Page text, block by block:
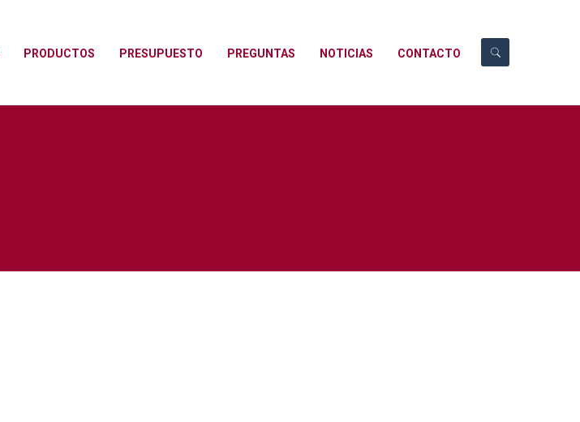
PRODUCTOS PRESUPUESTO PREGUNTAS NOTICIAS CONTACTO